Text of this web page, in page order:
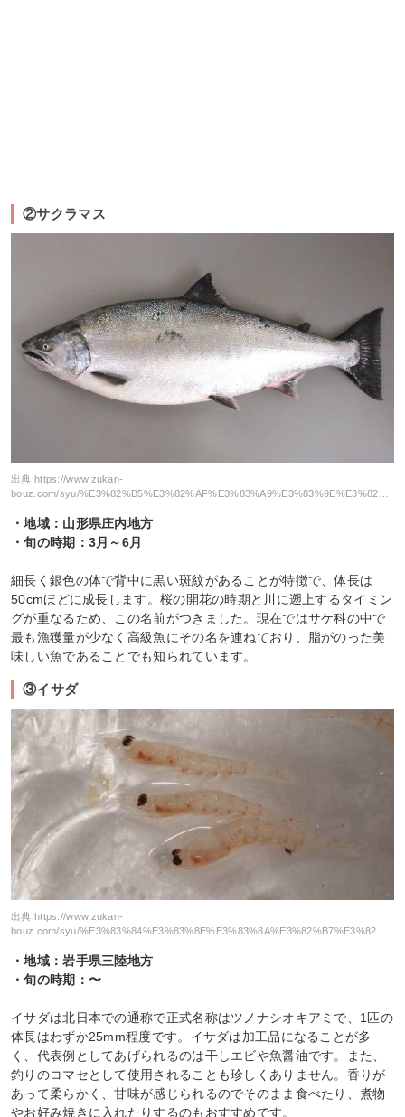
②サクラマス
出典: https://www.zukan-
bouz.com/syu/%E3%82%B5%E3%82%AF%E3%83%A9%E3%83%9E%E3%82%B9
・地域：山形県庄内地方
・旬の時期：3月～6月
細長く銀色の体で背中に黒い斑紋があることが特徴で、体長は
50cmほどに成長します。桜の開花の時期と川に遡上するタイミン
グが重なるため、この名前がつきました。現在ではサケ科の中で
最も漁獲量が少なく高級魚にその名を連ねており、脂がのった美
味しい魚であることでも知られています。
③イサダ
出典: https://www.zukan-
bouz.com/syu/%E3%83%84%E3%83%8E%E3%83%8A%E3%82%B7%E3%82%AA%E3%82%AD%E3%82%A2%E3%83%9F
・地域：岩手県三陸地方
・旬の時期：〜
イサダは北日本での通称で正式名称はツノナシオキアミで、1匹の
体長はわずか25mm程度です。イサダは加工品になることが多
く、代表例としてあげられるのは干しエビや魚醤油です。また、
釣りのコマセとして使用されることも珍しくありません。香りが
あって柔らかく、甘味が感じられるのでそのまま食べたり、煮物
やお好み焼きに入れたりするのもおすすめです。